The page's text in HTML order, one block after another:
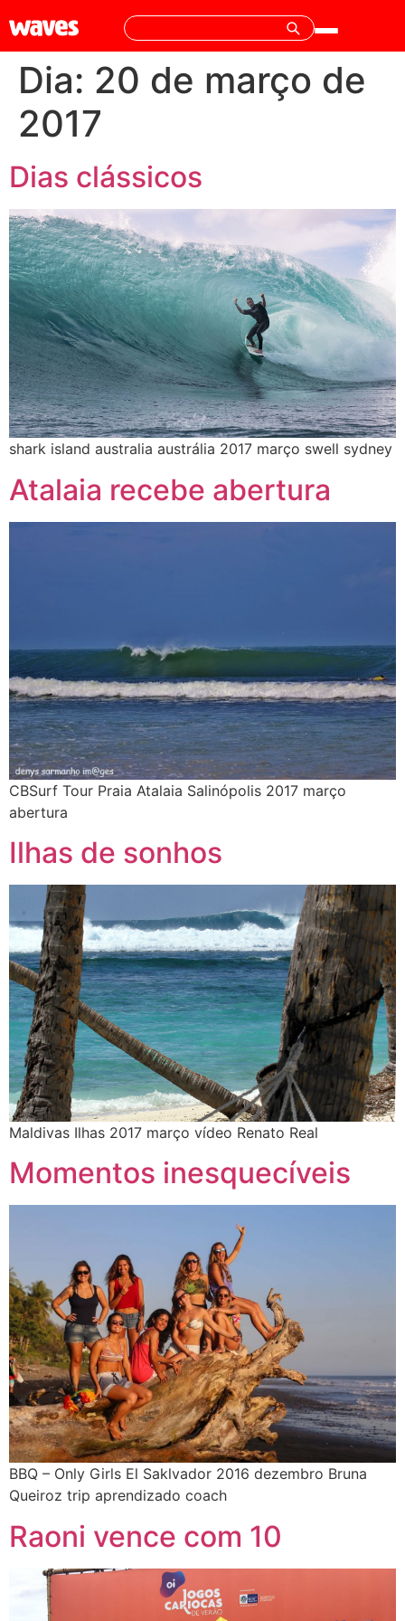
Dia: 20 de março de
2017
Dias clássicos
shark island australia austrália 2017 março swell sydney
Atalaia recebe abertura
CBSurf Tour Praia Atalaia Salinópolis 2017 março
abertura
Ilhas de sonhos
Maldivas Ilhas 2017 março vídeo Renato Real
Momentos inesquecíveis
BBQ – Only Girls El Saklvador 2016 dezembro Bruna
Queiroz trip aprendizado coach
Raoni vence com 10